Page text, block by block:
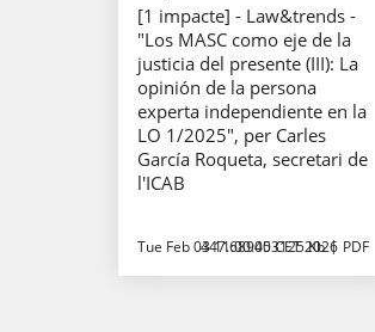
[1 impacte] - Law&trends -
"Los MASC como eje de la
justicia del presente (III): La
opinión de la persona
experta independiente en la
LO 1/2025", per Carles
García Roqueta, secretari de
l'ICAB
Tue Feb 03 11:00:00 CET 2026
447.689453125 Kb PDF